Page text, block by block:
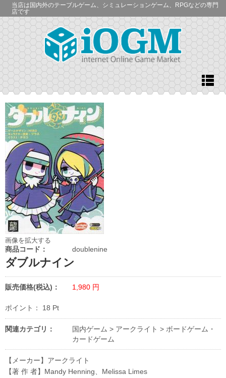
当店は国内外のテーブルゲーム、シミュレーションゲーム、RPGなどの専門
店です
画像を拡大する
商品コード： doublenine
ダブルナイン
販売価格(税込)： 1,980 円
ポイント： 18 Pt
関連カテゴリ： 国内ゲーム > アークライト > ボードゲーム・
カードゲーム
【メーカー】アークライト
【著 作 者】Mandy Henning、Melissa Limes